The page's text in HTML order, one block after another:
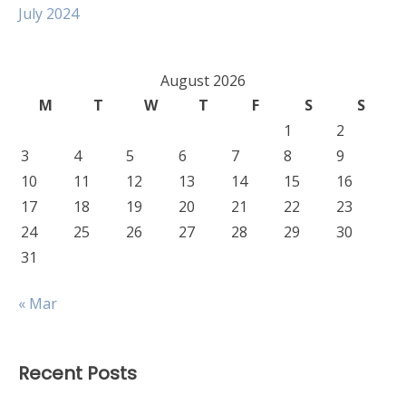
July 2024
August 2026
M
T W T F S
S
1
2
3
4 5 6 7 8
9
10
11 12 13 14 15
16
17
18 19 20 21 22
23
24
25 26 27 28 29
30
31
« Mar
Recent Posts